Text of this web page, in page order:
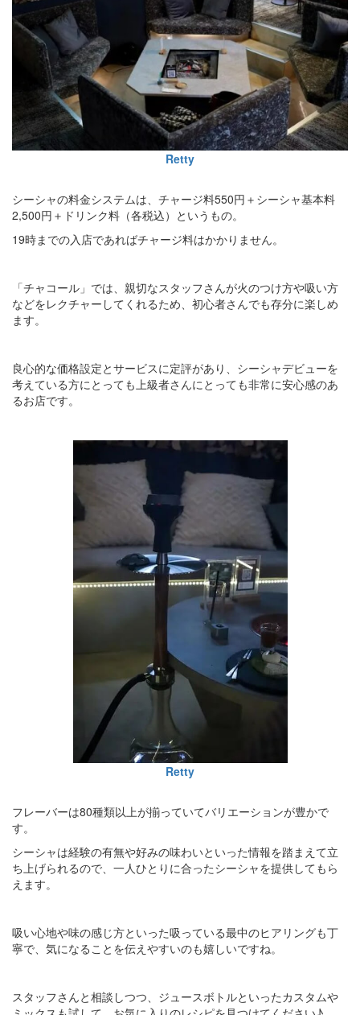
Retty
シーシャの料金システムは、チャージ料550円＋シーシャ基本料
2,500円＋ドリンク料（各税込）というもの。
19時までの入店であればチャージ料はかかりません。
「チャコール」では、親切なスタッフさんが火のつけ方や吸い方
などをレクチャーしてくれるため、初心者さんでも存分に楽しめ
ます。
良心的な価格設定とサービスに定評があり、シーシャデビューを
考えている方にとっても上級者さんにとっても非常に安心感のあ
るお店です。
Retty
フレーバーは80種類以上が揃っていてバリエーションが豊かで
す。
シーシャは経験の有無や好みの味わいといった情報を踏まえて立
ち上げられるので、一人ひとりに合ったシーシャを提供してもら
えます。
吸い心地や味の感じ方といった吸っている最中のヒアリングも丁
寧で、気になることを伝えやすいのも嬉しいですね。
スタッフさんと相談しつつ、ジュースボトルといったカスタムや